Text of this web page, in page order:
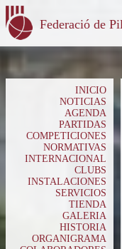
Federació de
INICIO
NOTICIAS
AGENDA
PARTIDAS
COMPETICIONES
NORMATIVAS
INTERNACIONAL
CLUBS
INSTALACIONES
SERVICIOS
TIENDA
GALERIA
HISTORIA
ORGANIGRAMA